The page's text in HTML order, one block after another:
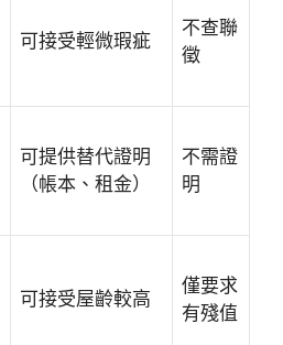
可接受輕微瑕疵
不查聯
徵
可提供替代證明
（帳本、租金）
不需證
明
可接受屋齡較高
僅要求
有殘值